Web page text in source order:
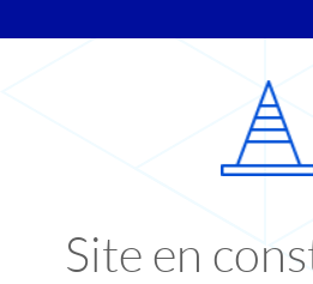
Site en